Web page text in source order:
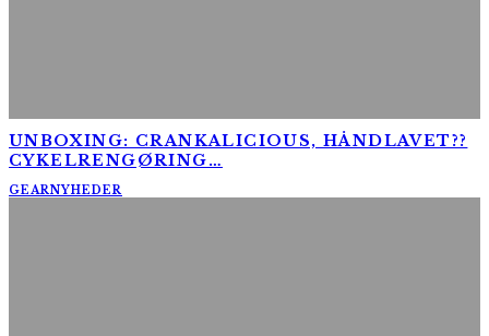
UNBOXING: CRANKALICIOUS, HÅNDLAVET??
CYKELRENGØRING…
GEARNYHEDER